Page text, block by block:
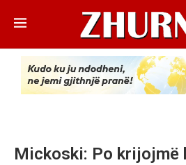
Mickoski: Po krijojmë